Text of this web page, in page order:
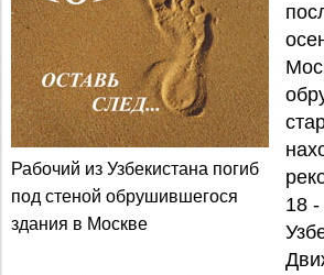
Рабочий из Узбекистана погиб
под стеной обрушившегося
здания в Москве
18 -